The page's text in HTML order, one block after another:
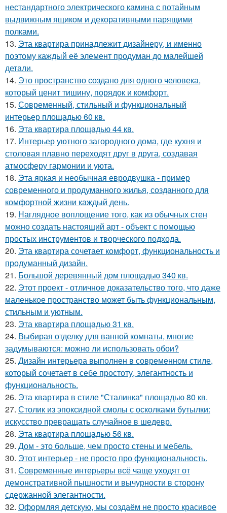
нестандартного электрического камина с потайным
выдвижным ящиком и декоративными парящими
полками.
13. Эта квартира принадлежит дизайнеру, и именно
поэтому каждый её элемент продуман до малейшей
детали.
14. Это пространство создано для одного человека,
который ценит тишину, порядок и комфорт.
15. Современный, стильный и функциональный
интерьер площадью 60 кв.
16. Эта квартира площадью 44 кв.
17. Интерьер уютного загородного дома, где кухня и
столовая плавно переходят друг в друга, создавая
атмосферу гармонии и уюта.
18. Эта яркая и необычная евродвушка - пример
современного и продуманного жилья, созданного для
комфортной жизни каждый день.
19. Наглядное воплощение того, как из обычных стен
можно создать настоящий арт - объект с помощью
простых инструментов и творческого подхода.
20. Эта квартира сочетает комфорт, функциональность и
продуманный дизайн.
21. Большой деревянный дом площадью 340 кв.
22. Этот проект - отличное доказательство того, что даже
маленькое пространство может быть функциональным,
стильным и уютным.
23. Эта квартира площадью 31 кв.
24. Выбирая отделку для ванной комнаты, многие
задумываются: можно ли использовать обои?
25. Дизайн интерьера выполнен в современном стиле,
который сочетает в себе простоту, элегантность и
функциональность.
26. Эта квартира в стиле "Сталинка" площадью 80 кв.
27. Столик из эпоксидной смолы с осколками бутылки:
искусство превращать случайное в шедевр.
28. Эта квартира площадью 56 кв.
29. Дом - это больше, чем просто стены и мебель.
30. Этот интерьер - не просто про функциональность.
31. Современные интерьеры всё чаще уходят от
демонстративной пышности и вычурности в сторону
сдержанной элегантности.
32. Оформляя детскую, мы создаём не просто красивое